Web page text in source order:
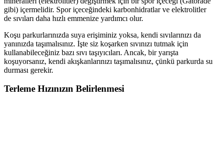
gibi) içermelidir. Spor içeceğindeki karbonhidratlar ve elektrolitler
de sıvıları daha hızlı emmenize yardımcı olur.
Koşu parkurlarınızda suya erişiminiz yoksa, kendi sıvılarınızı da
yanınızda taşımalısınız. İşte siz koşarken sıvınızı tutmak için
kullanabileceğiniz bazı sıvı taşıyıcıları. Ancak, bir yarışta
koşuyorsanız, kendi akışkanlarınızı taşımalısınız, çünkü parkurda su
durması gerekir.
Terleme Hızınızın Belirlenmesi